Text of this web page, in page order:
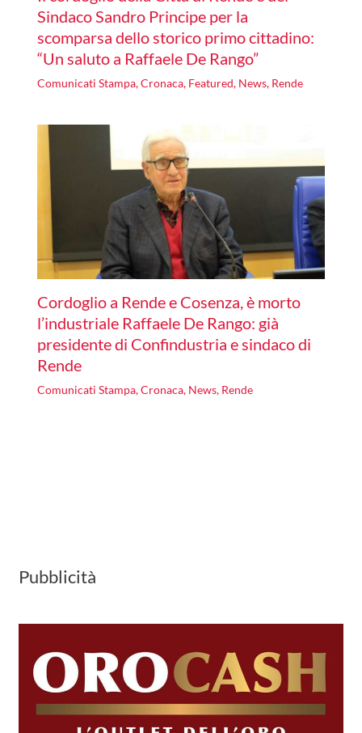
Sindaco Sandro Principe per la
scomparsa dello storico primo cittadino:
“Un saluto a Raffaele De Rango”
Comunicati Stampa,Cronaca, Featured, News, Rende
Cordoglio a Rende e Cosenza, è morto
l’industriale Raffaele De Rango: già
presidente di Confindustria e sindaco di
Rende
Comunicati Stampa,Cronaca, News, Rende
Pubblicità